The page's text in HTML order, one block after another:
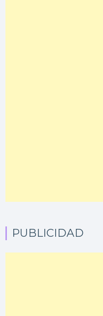
PUBLICIDAD